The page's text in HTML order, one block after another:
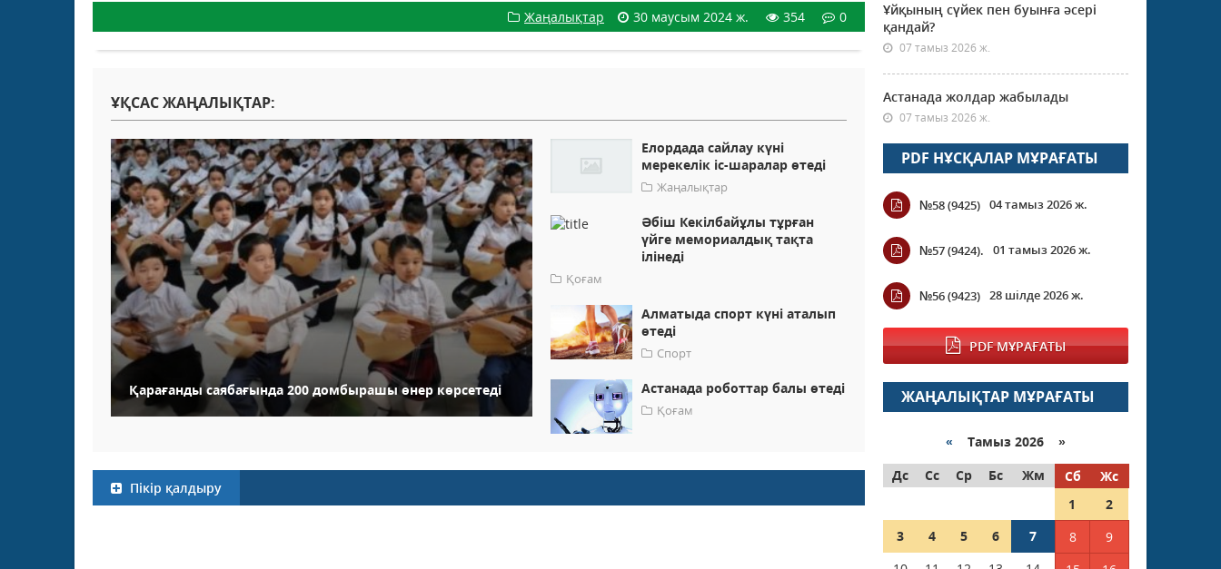
Жаңалықтар
30 маусым 2024 ж. 354 0
ҰҚСАС ЖАҢАЛЫҚТАР:
Қарағанды саябағында 200 домбырашы өнер көрсетеді
Елордада сайлау күні
мерекелік іс-шаралар өтеді
Жаңалықтар
Әбіш Кекілбайұлы тұрған
үйге мемориалдық тақта
ілінеді
Қоғам
Алматыда спорт күні аталып
өтеді
Спорт
Астанада роботтар балы өтеді
Қоғам
Пікір қалдыру
Ұйқының сүйек пен буынға әсері
қандай?
07 тамыз 2026 ж.
Астанада жолдар жабылады
07 тамыз 2026 ж.
PDF НҰСҚАЛАР МҰРАҒАТЫ
№58 (9425) 04 тамыз 2026 ж.
№57 (9424). 01 тамыз 2026 ж.
№56 (9423) 28 шілде 2026 ж.
PDF МҰРАҒАТЫ
ЖАҢАЛЫҚТАР МҰРАҒАТЫ
« Тамыз 2026 »
Дс
Сс Ср Бс Жм Сб
Жс
1
2
3
4 5 6 7 8
9